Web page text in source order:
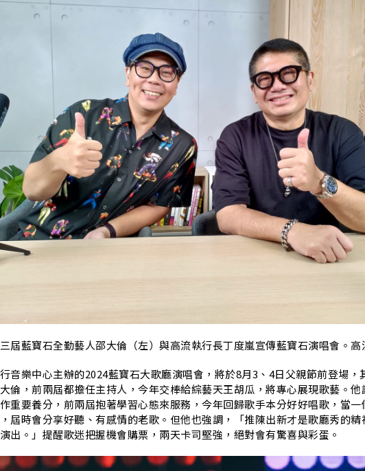
屆藍寶石全勤藝人邵大倫（左） 與高流執行長丁度嵐宣傳藍寶石演唱會。高
音樂中心主辦的2024藍寶石大歌廳演唱會， 將於8月3、4日父親節前登場，
倫， 前兩屆都擔任主持人，今年交棒給綜藝天王胡瓜，將專心展現歌藝。 他
重要養分， 前兩屆抱著學習心態來服務，今年回歸歌手本分好好唱歌， 當一
屆時會分享好聽、有感情的老歌。 但他也強調，「推陳出新才是歌廳秀的精
出。」提醒歌迷把握機會購票， 兩天卡司堅強，絕對會有驚喜與彩蛋。